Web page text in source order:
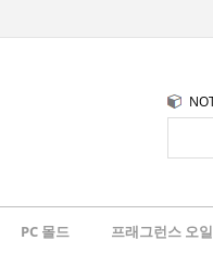
PC 몰드 프래그런스 오일